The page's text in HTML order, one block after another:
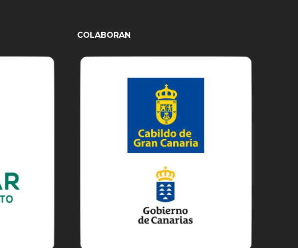
COLABORAN